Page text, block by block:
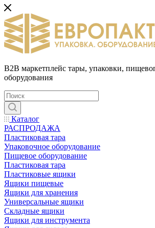
B2B маркетплейс тары, упаковки,
оборудования
Каталог
РАСПРОДАЖА
Пластиковая тара
Упаковочное оборудование
Пищевое оборудование
Пластиковая тара
Пластиковые ящики
Ящики пищевые
Ящики для хранения
Универсальные ящики
Складные ящики
Ящики для инструмента